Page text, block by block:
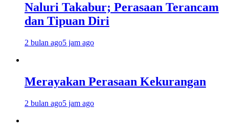
Naluri Takabur; Perasaan Terancam
dan Tipuan Diri
2 bulan ago5 jam ago
Merayakan Perasaan Kekurangan
2 bulan ago5 jam ago